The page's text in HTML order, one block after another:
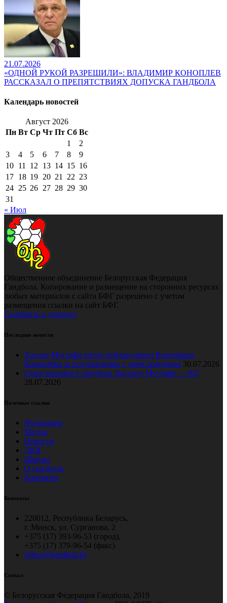
21.07.2026
«ОДНОЙ РУКОЙ РАЗРЕШИЛИ»: ВЛАДИМИР КОНОПЛЕВ
РАССКАЗАЛ О ПРЕПЯТСТВИЯХ ДОПУСКА ГАНДБОЛА
Календарь новостей
Август 2026
Пн Вт Ср Чт Пт Сб Вс
1
2
3
4 5 6 7 8
9
10 11 12 13 14 15 16
17 18 19 20 21 22 23
24 25 26 27 28 29 30
31
« Июл
Общественное объединение Белорусская Федерация
Гандбола. Копирование и размещение на сторонних ресурсах
любых материалов с сайта БФГ разрешено с учетом
размещения ссылки на сайт БФГ.
Сообщить о допинге
Последние новости
Хассан Мустафа тепло поблагодарил Владимира
Коноплёва за поздравление с днем рождения 30.07.2026
Главе мирового гандбола Хассану Мустафе — 82!
28.07.2026
Полезные ссылки
Федерация
Медиа
Новости
ДЮГ
Школы
О гандболе
Контакты
Контакты
220012, Республика Беларусь,
г. Минск, ул. Сурганова, 2
+375 (17) 393-96-53 (город),
+375 (17) 379-96-54 (факс)
office@handball.by
Contact
© Белорусская Федерация Гандбола, 2019